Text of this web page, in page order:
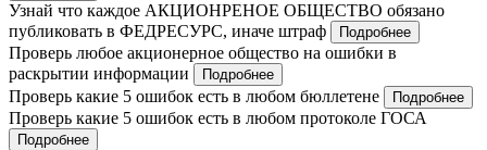
Узнай что каждое АКЦИОНРЕНОЕ ОБЩЕСТВО обязано
публиковать в ФЕДРЕСУРС, иначе штраф
Подробнее
Проверь любое акционерное общество на ошибки в
раскрытии информации
Подробнее
Проверь какие 5 ошибок есть в любом бюллетене Подробнее
Проверь какие 5 ошибок есть в любом протоколе ГОСА
Подробнее